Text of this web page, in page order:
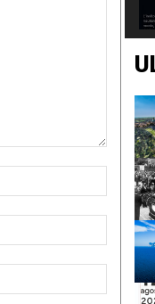
Nome:*
Email:*